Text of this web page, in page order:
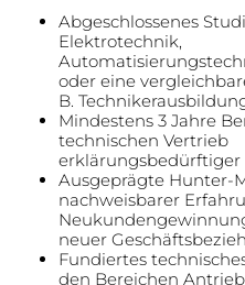
Abgeschlossenes
Elektrotechnik,
oder eine
B.
Mindestens 3 Jahre
technischen Vertrieb
erklärungsbedürftiger
Ausgeprägte Hunter-
nachweisbarer
neuer
Fundiertes
den Bereichen